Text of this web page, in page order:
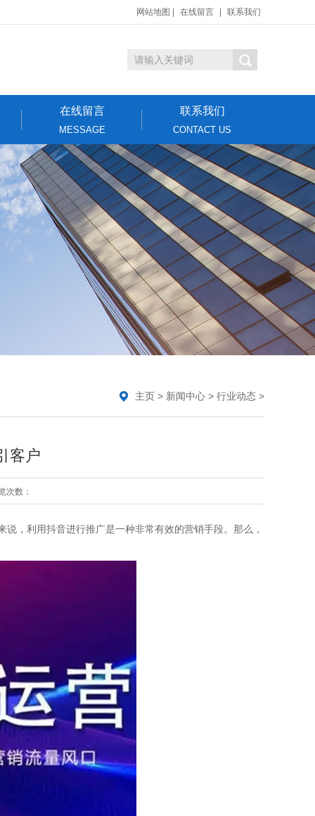
网站地图 在线留言 联系我们
在线留言
MESSAGE
联系我们
CONTACT US
主页 > 新闻中心 > 行业动态 >
客户
次数：
，利用抖音进行推广是一种非常有效的营销手段。那么，